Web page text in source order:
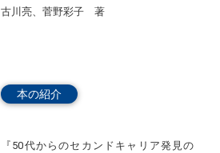
古川亮、菅野彩子 著
本の紹介
『50代からのセカンドキャリア発見の